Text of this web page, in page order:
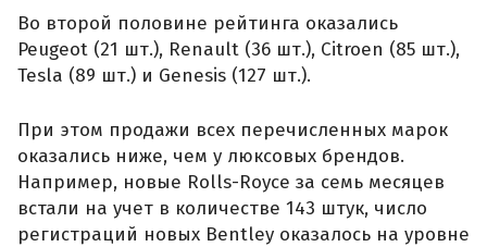
Во второй половине рейтинга оказались
Peugeot (21 шт.), Renault (36 шт.), Citroen (85 шт.),
Tesla (89 шт.) и Genesis (127 шт.).
При этом продажи всех перечисленных марок
оказались ниже, чем у люксовых брендов.
Например, новые Rolls-Royce за семь месяцев
встали на учет в количестве 143 штук, число
регистраций новых Bentley оказалось на уровне